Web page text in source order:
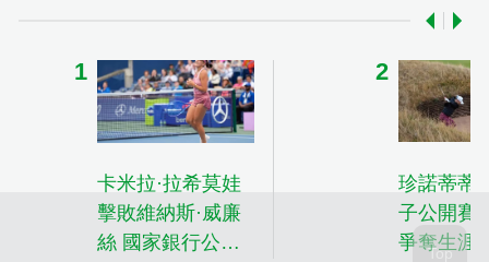
卡米拉·拉希莫娃
擊敗維納斯·威廉
絲 國家銀行公開
珍諾蒂蒂
子公開賽
爭奪生涯